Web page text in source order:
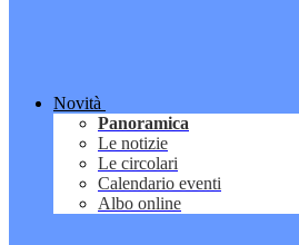
Novità
Panoramica
Le notizie
Le circolari
Calendario eventi
Albo online